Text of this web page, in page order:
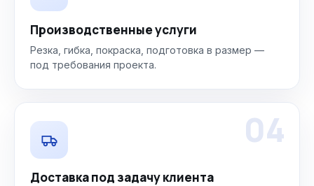
Производственные услуги
Резка, гибка, покраска, подготовка в размер —
под требования проекта.
04
Доставка под задачу клиента